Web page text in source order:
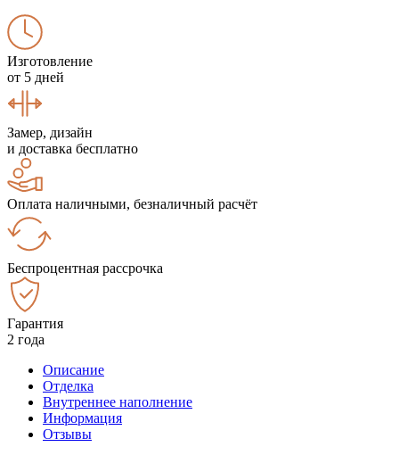
Изготовление
от 5 дней
Замер, дизайн
и доставка бесплатно
Оплата наличными, безналичный расчёт
Беспроцентная рассрочка
Гарантия
2 года
Описание
Отделка
Внутреннее наполнение
Информация
Отзывы